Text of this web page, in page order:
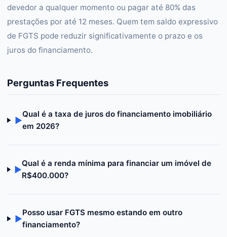
devedor a qualquer momento ou pagar até 80% das
prestações por até 12 meses. Quem tem saldo expressivo
de FGTS pode reduzir significativamente o prazo e os
juros do financiamento.
Perguntas Frequentes
▶
Qual é a taxa de juros do financiamento imobiliário
em 2026?
▶
Qual é a renda mínima para financiar um imóvel de
R$400.000?
▶
Posso usar FGTS mesmo estando em outro
financiamento?